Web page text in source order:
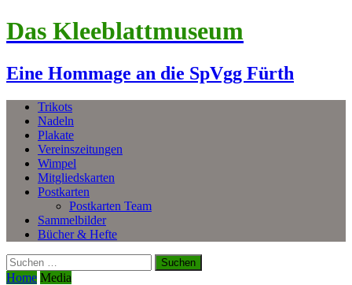
Das Kleeblattmuseum
Eine Hommage an die SpVgg Fürth
Trikots
Nadeln
Plakate
Vereinszeitungen
Wimpel
Mitgliedskarten
Postkarten
Postkarten Team
Sammelbilder
Bücher & Hefte
Suchen
nach:
Home Media